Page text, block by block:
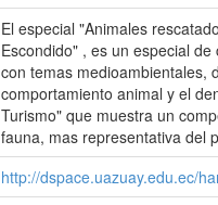
El especial "Animales
Escondido" , es un especial
con temas medioambientales,
comportamiento animal y el
Turismo" que muestra un
fauna, mas representativa del
http://dspace.uazuay.edu.ec/